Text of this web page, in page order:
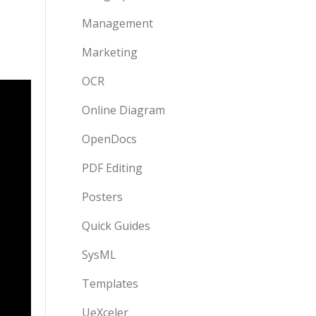
Management
Marketing
OCR
Online Diagram
OpenDocs
PDF Editing
Posters
Quick Guides
SysML
Templates
UeXceler